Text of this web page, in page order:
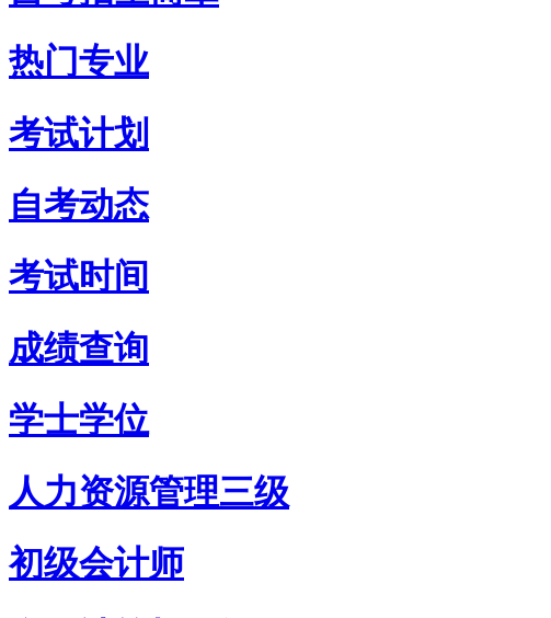
热门专业
考试计划
自考动态
考试时间
成绩查询
学士学位
人力资源管理三级
初级会计师